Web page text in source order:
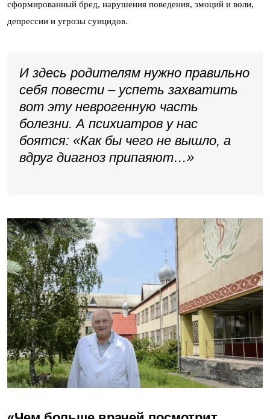
сформированный бред, нарушения поведения, эмоций и воли,
депрессии и угрозы суицидов.
И здесь родителям нужно правильно
себя повести – успеть захватить
вот эту неврогенную часть
болезни. А психиатров у нас
боятся: «Как бы чего не вышло, а
вдруг диагноз припаяют…»